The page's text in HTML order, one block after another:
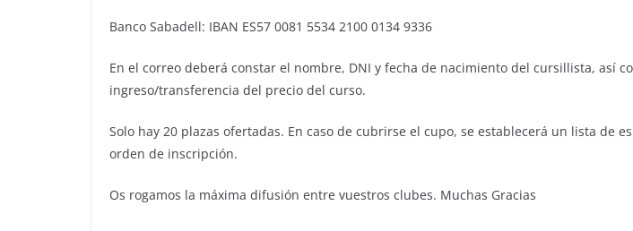
Banco Sabadell: IBAN ES57 0081 5534 2100 0134 9336
En el correo deberá constar el nombre, DNI y fecha de nacimiento del cursillista, así
ingreso/transferencia del precio del curso.
Solo hay 20 plazas ofertadas. En caso de cubrirse el cupo, se establecerá un lista de
orden de inscripción.
Os rogamos la máxima difusión entre vuestros clubes. Muchas Gracias